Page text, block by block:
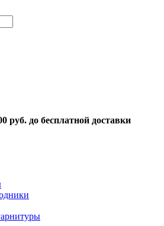
руб. до бесплатной доставки